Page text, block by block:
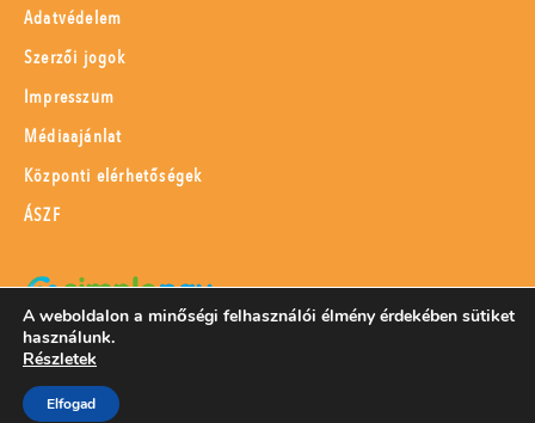
Adatvédelem
Szerzői jogok
Impresszum
Médiaajánlat
Központi elérhetőségek
ÁSZF
SimplePay adattovábbítási nyilatkozat
A weboldalon a minőségi felhasználói élmény érdekében sütiket
használunk.
Részletek
Elfogad